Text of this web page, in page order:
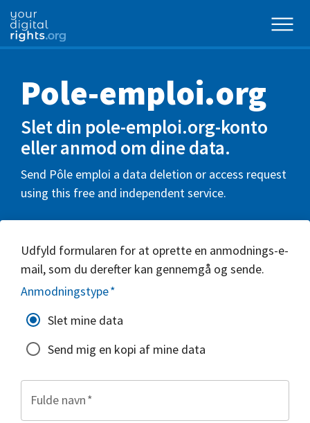
Pole-emploi.org
Slet din pole-emploi.org-konto
eller anmod om dine data.
Send Pôle emploi a data deletion or access request
using this free and independent service.
Udfyld formularen for at oprette en anmodnings-e-
mail, som du derefter kan gennemgå og sende.
Anmodningstype*
Slet mine data
Send mig en kopi af mine data
Fulde navn*